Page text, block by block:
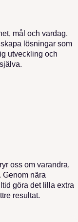
mål och vardag.
lösningar som
utveckling och
oss om varandra,
Genom nära
göra det lilla extra
resultat.